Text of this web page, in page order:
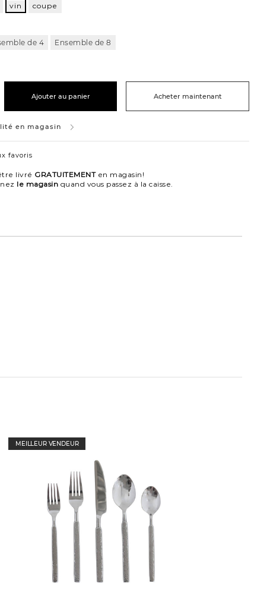
vin coupe
de 4 Ensemble de 8
Ajouter au panier Acheter maintenant
en magasin
favoris
livré GRATUITEMENTen magasin!
le magasin quand vous passez à la caisse.
MEILLEUR VENDEUR